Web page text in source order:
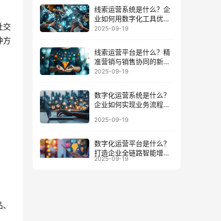
交
方
线索运营系统是什么？企
业如何用数字化工具优化
客户全周期
2025-09-19
线索运营平台是什么？精
准营销与销售协同的新增
长引擎
2025-09-19
数字化运营系统是什么？
企业如何实现业务流程与
2025-09-19
数字化运营平台是什么？
打造企业全链路智能增长
的底座
2025-09-19